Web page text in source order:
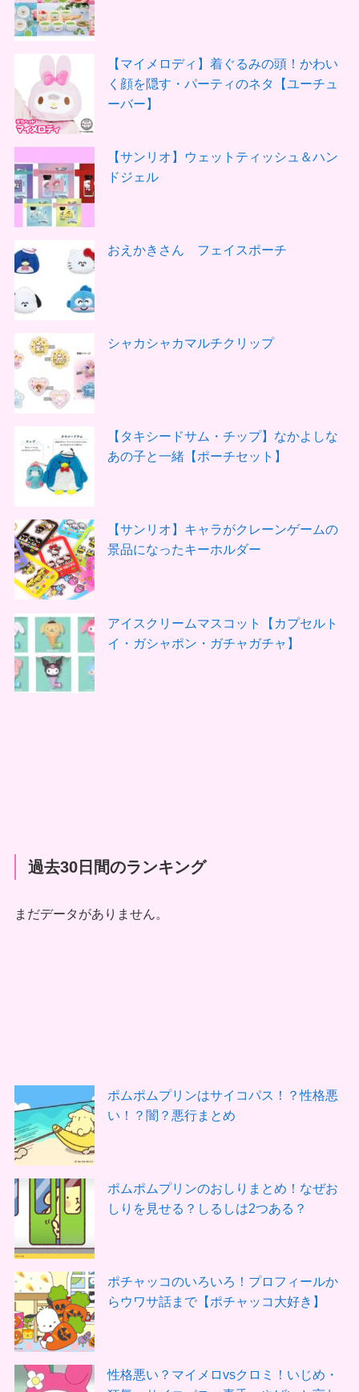
【マイメロディ】着ぐるみの頭！かわい
く顔を隠す・パーティのネタ【ユーチュ
ーバー】
【サンリオ】ウェットティッシュ＆ハン
ドジェル
おえかきさん フェイスポーチ
シャカシャカマルチクリップ
【タキシードサム・チップ】なかよしな
あの子と一緒【ポーチセット】
【サンリオ】キャラがクレーンゲームの
景品になったキーホルダー
アイスクリームマスコット【カプセルト
イ・ガシャポン・ガチャガチャ】
過去30日間のランキング
まだデータがありません。
ポムポムプリンはサイコパス！？性格悪
い！？闇？悪行まとめ
ポムポムプリンのおしりまとめ！なぜお
しりを見せる？しるしは2つある？
ポチャッコのいろいろ！プロフィールか
らウワサ話まで【ポチャッコ大好き】
性格悪い？マイメロvsクロミ！いじめ・